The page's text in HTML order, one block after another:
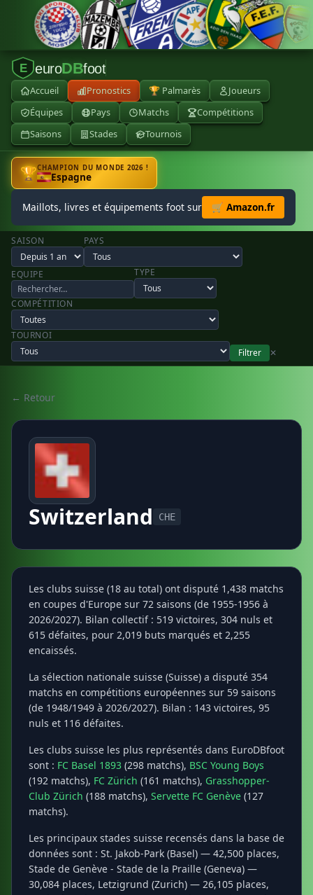
E euroDBfoot
Accueil Pronostics 🏆 Palmarès
Joueurs
Équipes
Pays Matchs
Compétitions
Saisons
Stades Tournois
🏆CHAMPION DU MONDE 2026 !
Espagne
Maillots, livres et équipements foot sur 🛒 Amazon.fr
SAISON PAYS
EQUIPE TYPE
COMPÉTITION
TOURNOI
Filtrer
✕
← Retour
Switzerland CHE
Les clubs suisse (18 au total) ont disputé 1,438 matchs
en coupes d'Europe sur 72 saisons (de 1955-1956 à
2026/2027). Bilan collectif : 519 victoires, 304 nuls et
615 défaites, pour 2,019 buts marqués et 2,255
encaissés.
La sélection nationale suisse (Suisse) a disputé 354
matchs en compétitions européennes sur 59 saisons
(de 1948/1949 à 2026/2027). Bilan : 143 victoires, 95
nuls et 116 défaites.
Les clubs suisse les plus représentés dans EuroDBfoot
sont : FC Basel 1893 (298 matchs), BSC Young Boys
(192 matchs), FC Zürich (161 matchs), Grasshopper-
Club Zürich (188 matchs), Servette FC Genève (127
matchs).
Les principaux stades suisse recensés dans la base de
données sont : St. Jakob-Park (Basel) — 42,500 places,
Stade de Genève - Stade de la Praille (Geneva) —
30,084 places, Letzigrund (Zurich) — 26,105 places,